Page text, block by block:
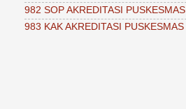
982 SOP AKREDITASI PUSKESMAS
983 KAK AKREDITASI PUSKESMAS